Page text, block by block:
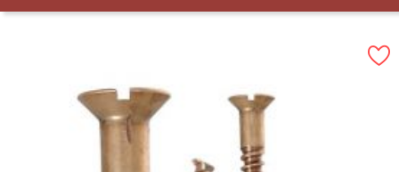
10 x 62 mm 10 x 100 mm 10 x 150 mm